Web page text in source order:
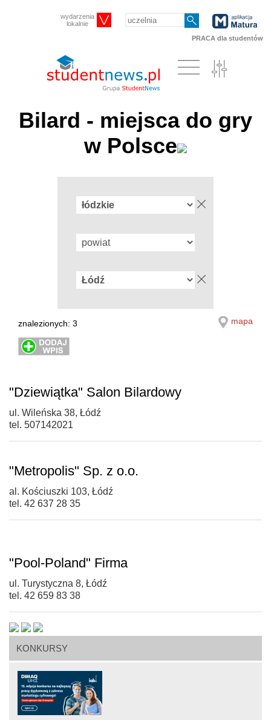
wydarzenia
lokalnie
PRACA dla studentów
KONKURSY
Bilard - miejsca do gry
w Polsce
znalezionych: 3 mapa
"Dziewiątka" Salon Bilardowy
ul. Wileńska 38, Łódź
tel. 507142021
"Metropolis" Sp. z o.o.
al. Kościuszki 103, Łódź
tel. 42 637 28 35
"Pool-Poland" Firma
ul. Turystyczna 8, Łódź
tel. 42 659 83 38